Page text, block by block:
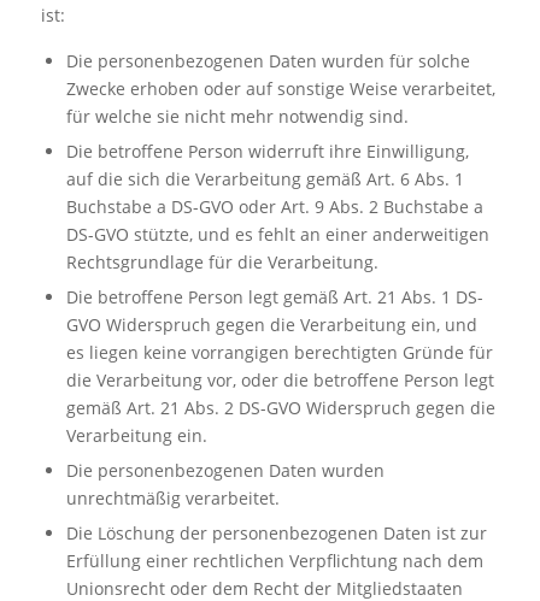
ist:
Die personenbezogenen Daten wurden für solche
Zwecke erhoben oder auf sonstige Weise verarbeitet,
für welche sie nicht mehr notwendig sind.
Die betroffene Person widerruft ihre Einwilligung,
auf die sich die Verarbeitung gemäß Art. 6 Abs. 1
Buchstabe a DS-GVO oder Art. 9 Abs. 2 Buchstabe a
DS-GVO stützte, und es fehlt an einer anderweitigen
Rechtsgrundlage für die Verarbeitung.
Die betroffene Person legt gemäß Art. 21 Abs. 1 DS-
GVO Widerspruch gegen die Verarbeitung ein, und
es liegen keine vorrangigen berechtigten Gründe für
die Verarbeitung vor, oder die betroffene Person legt
gemäß Art. 21 Abs. 2 DS-GVO Widerspruch gegen die
Verarbeitung ein.
Die personenbezogenen Daten wurden
unrechtmäßig verarbeitet.
Die Löschung der personenbezogenen Daten ist zur
Erfüllung einer rechtlichen Verpflichtung nach dem
Unionsrecht oder dem Recht der Mitgliedstaaten